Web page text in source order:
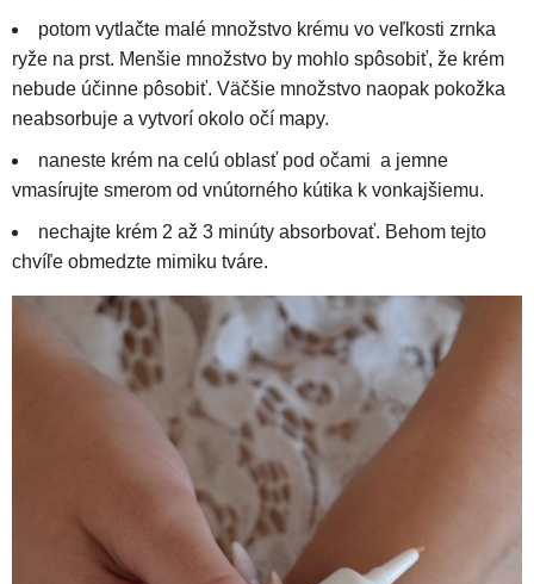
potom vytlačte malé množstvo krému vo veľkosti zrnka
ryže na prst. Menšie množstvo by mohlo spôsobiť, že krém
nebude účinne pôsobiť. Väčšie množstvo naopak pokožka
neabsorbuje a vytvorí okolo očí mapy.
naneste krém na celú oblasť pod očami a jemne
vmasírujte smerom od vnútorného kútika k vonkajšiemu.
nechajte krém 2 až 3 minúty absorbovať. Behom tejto
chvíľe obmedzte mimiku tváre.